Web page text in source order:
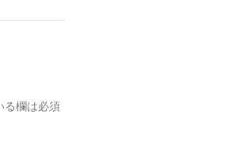
欄は必須